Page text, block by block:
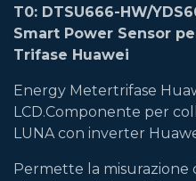
T0: DTSU666-HW/
Smart Power Sensor
Trifase Huawei
Energy Metertrifase
LCD.Componente per
LUNA con inverter
Permette la misurazione